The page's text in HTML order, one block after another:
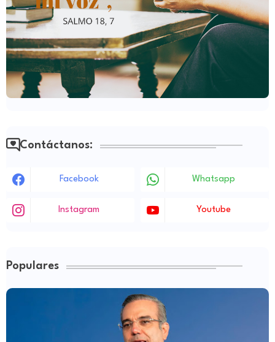
Contáctanos:
Facebook Whatsapp
Instagram Youtube
Populares